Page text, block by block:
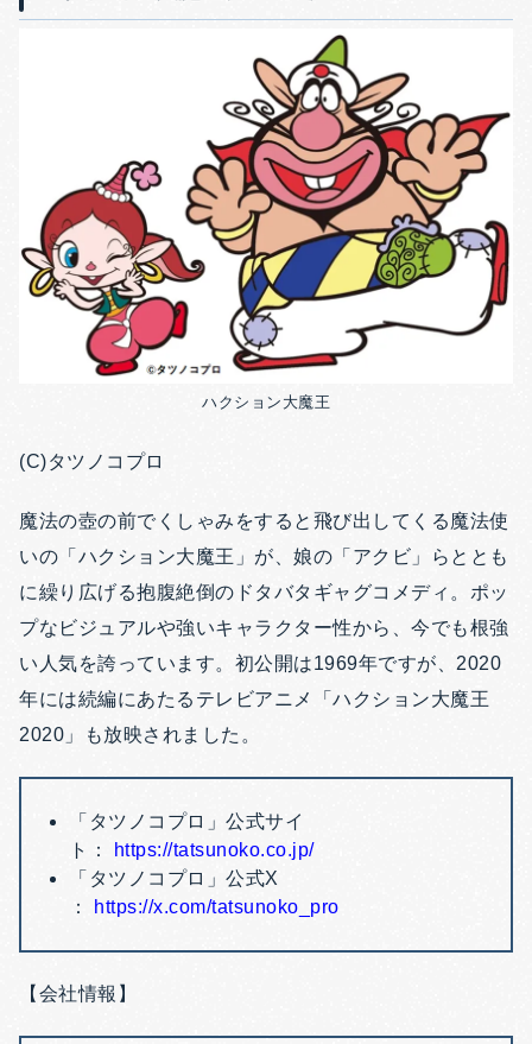
ハクション大魔王
(C)タツノコプロ
魔法の壺の前でくしゃみをすると飛び出してくる魔法使
いの「ハクション大魔王」が、娘の「アクビ」らととも
に繰り広げる抱腹絶倒のドタバタギャグコメディ。ポッ
プなビジュアルや強いキャラクター性から、今でも根強
い人気を誇っています。初公開は1969年ですが、2020
年には続編にあたるテレビアニメ「ハクション大魔王
2020」も放映されました。
「タツノコプロ」公式サイ
ト：
https://tatsunoko.co.jp/
「タツノコプロ」公式X
：
https://x.com/tatsunoko_pro
【会社情報】